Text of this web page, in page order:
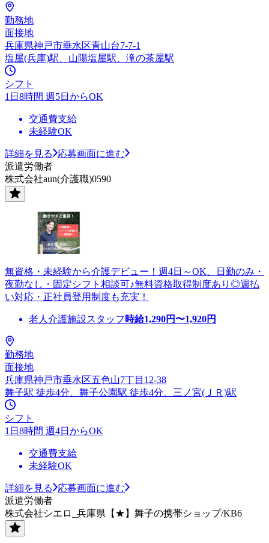
勤務地
面接地
兵庫県神戸市垂水区青山台7-7-1
塩屋(兵庫)駅、山陽塩屋駅、滝の茶屋駅
シフト
1日8時間 週5日からOK
交通費支給
未経験OK
詳細を見る
応募画面に進む
派遣労働者
株式会社aun(介護職)0590
無資格・未経験から介護デビュー！週4日～OK、日勤のみ・
夜勤なし・固定シフト相談可♪無料資格取得制度あり◎週払
い対応・正社員登用制度も充実！
老人介護施設スタッフ 時給1,290円〜1,920円
勤務地
面接地
兵庫県神戸市垂水区五色山7丁目12-38
舞子駅 徒歩4分、舞子公園駅 徒歩4分、三ノ宮(ＪＲ)駅
シフト
1日8時間 週4日からOK
交通費支給
未経験OK
詳細を見る
応募画面に進む
派遣労働者
株式会社シエロ_兵庫県【★】舞子の携帯ショップ/KB6